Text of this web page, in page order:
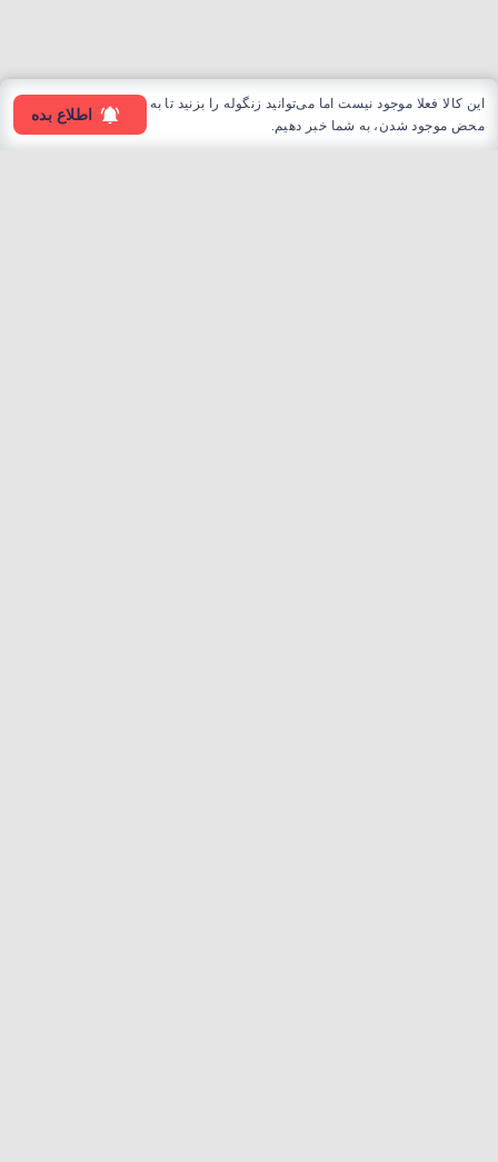
این کالا فعلا موجود نیست اما می‌توانید زنگوله را بزنید تا به
محض موجود شدن، به شما خبر دهیم.
اطلاع بده